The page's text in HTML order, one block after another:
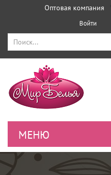
Оптовая компания
Войти